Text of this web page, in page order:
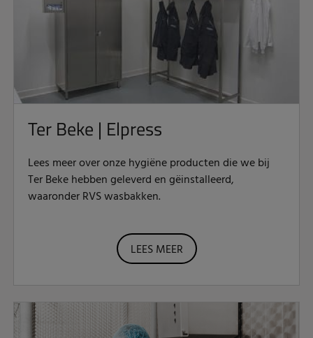
Ter Beke | Elpress
Lees meer over onze hygiëne producten die we bij
Ter Beke hebben geleverd en gëinstalleerd,
waaronder RVS wasbakken.
LEES MEER